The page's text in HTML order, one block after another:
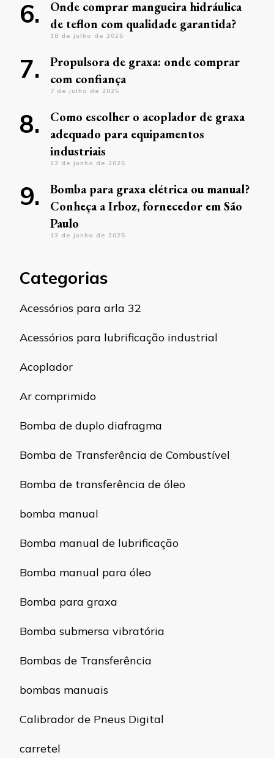
Onde comprar mangueira hidráulica
de teflon com qualidade garantida?
18 de julho de 2025
Propulsora de graxa: onde comprar
com confiança
7 de julho de 2025
Como escolher o acoplador de graxa
adequado para equipamentos
industriais
23 de junho de 2025
Bomba para graxa elétrica ou manual?
Conheça a Irboz, fornecedor em São
Paulo
13 de junho de 2025
Categorias
Acessórios para arla 32
Acessórios para lubrificação industrial
Acoplador
Ar comprimido
Bomba de duplo diafragma
Bomba de Transferência de Combustível
Bomba de transferência de óleo
bomba manual
Bomba manual de lubrificação
Bomba manual para óleo
Bomba para graxa
Bomba submersa vibratória
Bombas de Transferência
bombas manuais
Calibrador de Pneus Digital
carretel